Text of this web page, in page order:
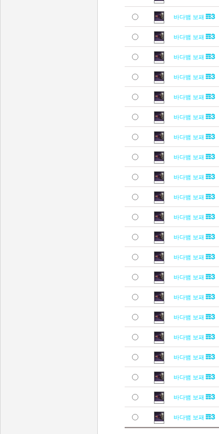
바다뱀 보패
바다뱀 보패
바다뱀 보패
바다뱀 보패
바다뱀 보패
바다뱀 보패
바다뱀 보패
바다뱀 보패
바다뱀 보패
바다뱀 보패
바다뱀 보패
바다뱀 보패
바다뱀 보패
바다뱀 보패
바다뱀 보패
바다뱀 보패
바다뱀 보패
바다뱀 보패
바다뱀 보패
바다뱀 보패
바다뱀 보패